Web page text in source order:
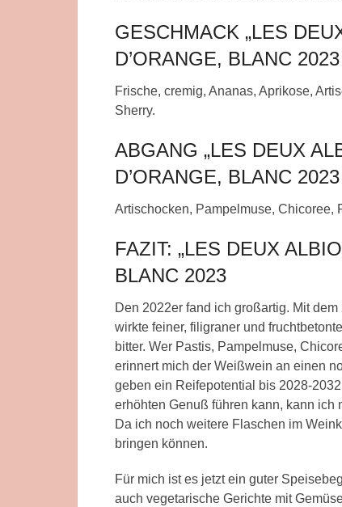
GESCHMACK „LES
D’ORANGE, BLANC 2023
Frische, cremig, Ananas, Aprikose,
Sherry.
ABGANG „LES DEUX
D’ORANGE, BLANC 2023
Artischocken, Pampelmuse, Chicoree,
FAZIT: „LES DEUX
BLANC 2023
Den 2022er fand ich großartig. Mit
wirkte feiner, filigraner und
bitter. Wer Pastis, Pampelmuse,
erinnert mich der Weißwein an einen
geben ein Reifepotential bis 2028-
erhöhten Genuß führen kann, kann ich
Da ich noch weitere Flaschen im
bringen können.
Für mich ist es jetzt ein guter
auch vegetarische Gerichte mit